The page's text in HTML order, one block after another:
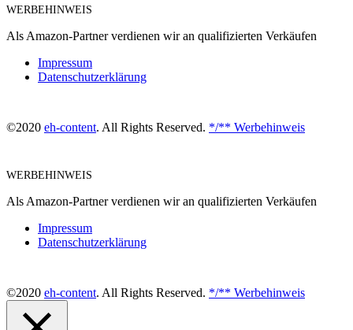
WERBEHINWEIS
Als Amazon-Partner verdienen wir an qualifizierten Verkäufen
Impressum
Datenschutzerklärung
©2020 eh-content. All Rights Reserved. */** Werbehinweis
WERBEHINWEIS
Als Amazon-Partner verdienen wir an qualifizierten Verkäufen
Impressum
Datenschutzerklärung
©2020 eh-content. All Rights Reserved. */** Werbehinweis